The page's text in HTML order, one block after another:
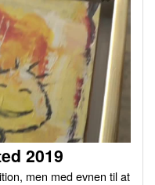
2019
men med evnen til at